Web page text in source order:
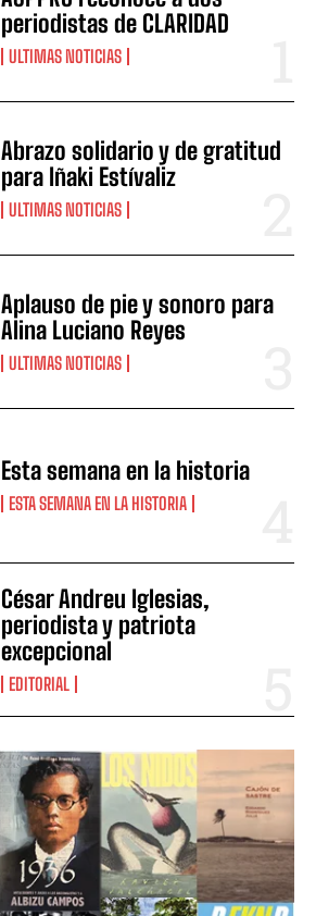
periodistas de CLARIDAD
ULTIMAS NOTICIAS
Abrazo solidario y de gratitud
para Iñaki Estívaliz
ULTIMAS NOTICIAS
Aplauso de pie y sonoro para
Alina Luciano Reyes
ULTIMAS NOTICIAS
Esta semana en la historia
ESTA SEMANA EN LA HISTORIA
César Andreu Iglesias,
periodista y patriota
excepcional
EDITORIAL